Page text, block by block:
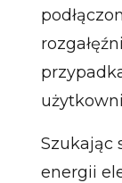
Szukając
energii